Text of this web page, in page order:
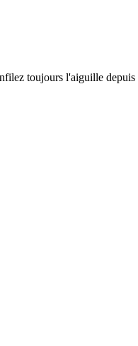
toujours l'aiguille depuis